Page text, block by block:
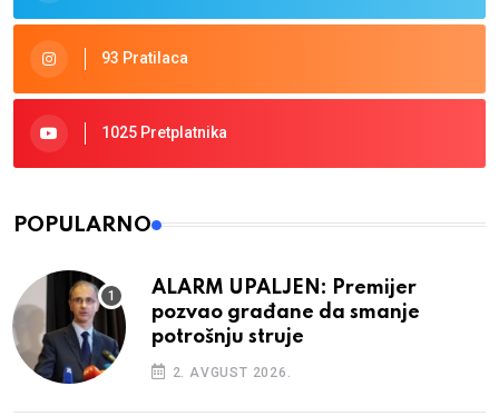
93 Pratilaca
1025 Pretplatnika
POPULARNO
ALARM UPALJEN: Premijer
pozvao građane da smanje
potrošnju struje
2. AVGUST 2026.